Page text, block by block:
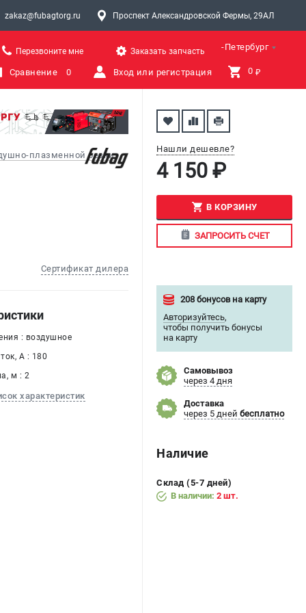
zakaz@fubagtorg.ru Проспект Александровской Фермы, 29АЛ
Санкт-Петербург
Перезвоните мне Заказать запчасть
Сравнение 0 Вход или регистрация 0 ₽
плазменной резки
Сертификат дилера
Нашли дешевле?
4 150 ₽
В КОРЗИНУ
ЗАПРОСИТЬ СЧЕТ
208 бонусов на карту
Авторизуйтесь,
чтобы получить бонусы
на карту
Самовывоз
через 4 дня
Доставка
через 5 дней бесплатно
Наличие
Склад (5-7 дней)
В наличии: 2 шт.
: воздушное
А : 180
м : 2
характеристик